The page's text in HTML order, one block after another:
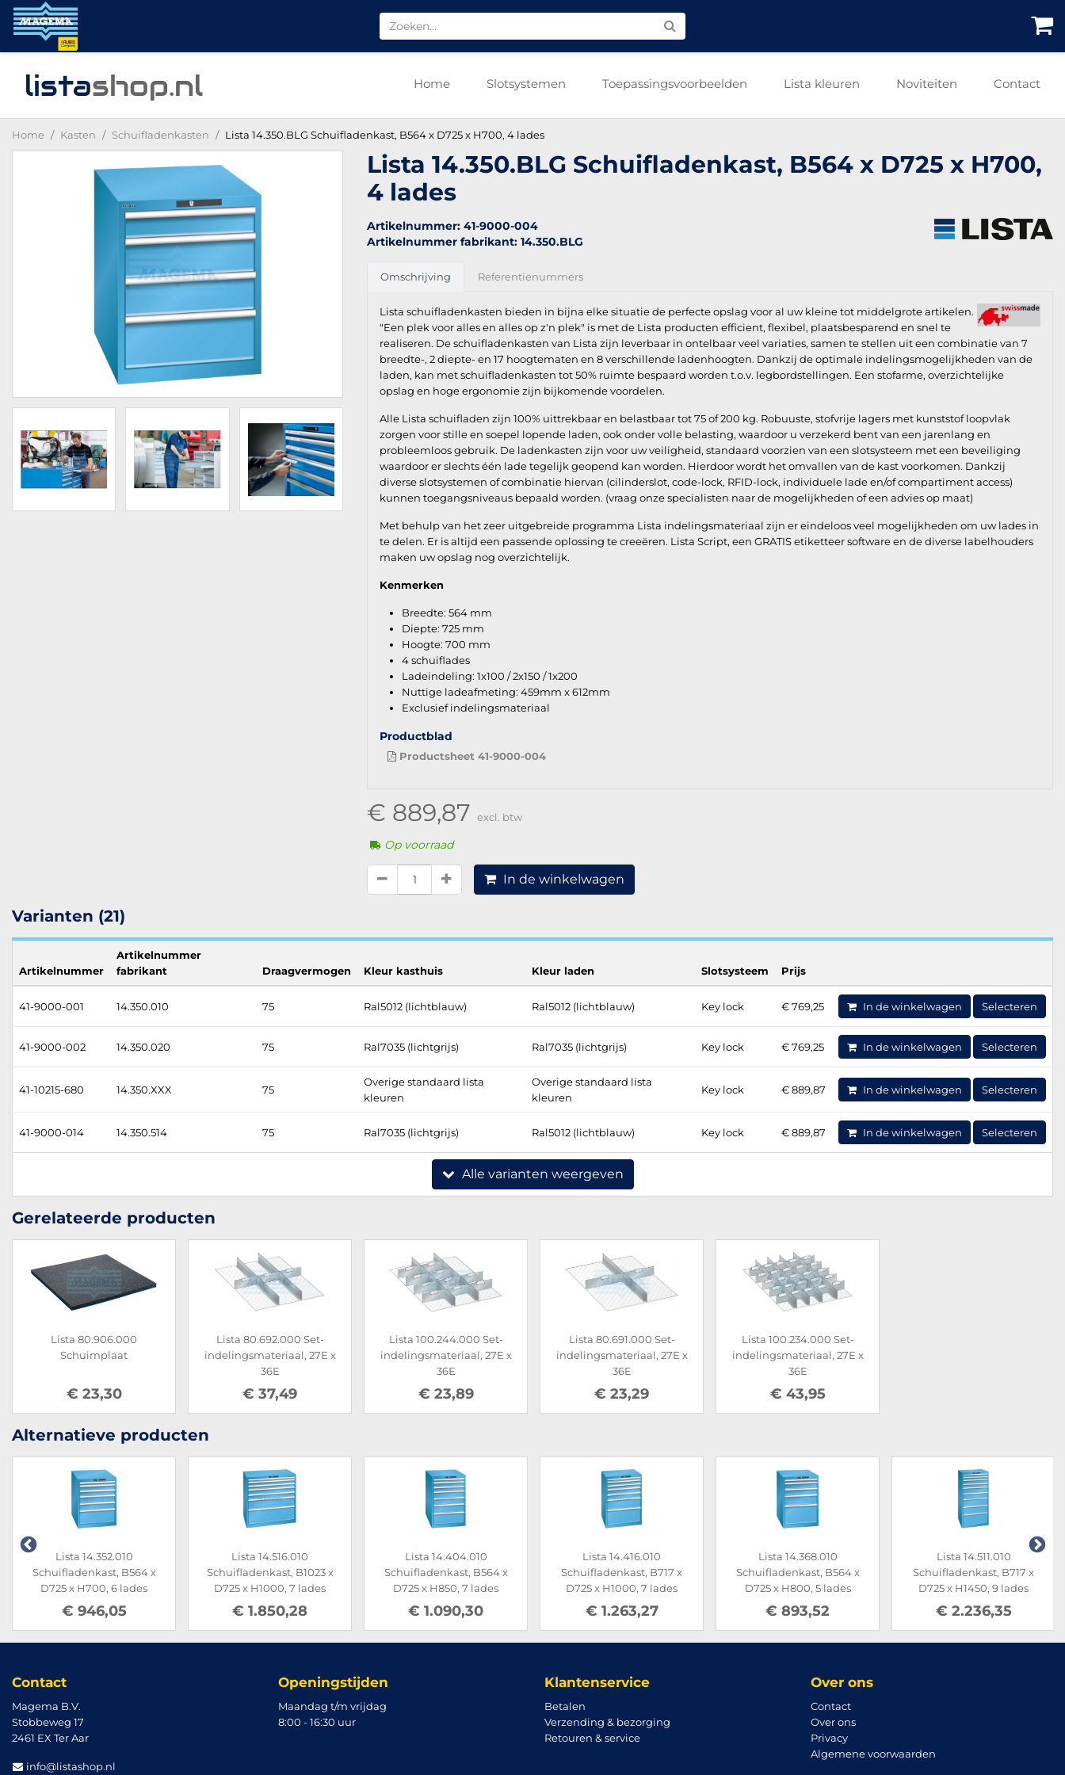
listashop.nl Home Slotsystemen Toepassingsvoorbeelden Lista kleuren Noviteiten Contact
Home Kasten Schuifladenkasten Lista 14.350.BLG Schuifladenkast, B564 x D725 x H700, 4 lades
Lista 14.350.BLG Schuifladenkast, B564 x D725 x H700,
4 lades
Artikelnummer: 41-9000-004
Artikelnummer fabrikant: 14.350.BLG
Omschrijving Referentienummers
Lista schuifladenkasten bieden in bijna elke situatie de perfecte opslag voor al uw kleine tot middelgrote artikelen.
"Een plek voor alles en alles op z'n plek" is met de Lista producten efficient, flexibel, plaatsbesparend en snel te
realiseren. De schuifladenkasten van Lista zijn leverbaar in ontelbaar veel variaties, samen te stellen uit een combinatie van 7
breedte-, 2 diepte- en 17 hoogtematen en 8 verschillende ladenhoogten. Dankzij de optimale indelingsmogelijkheden van de
laden, kan met schuifladenkasten tot 50% ruimte bespaard worden t.o.v. legbordstellingen. Een stofarme, overzichtelijke
opslag en hoge ergonomie zijn bijkomende voordelen.
Alle Lista schuifladen zijn 100% uittrekbaar en belastbaar tot 75 of 200 kg. Robuuste, stofvrije lagers met kunststof loopvlak
zorgen voor stille en soepel lopende laden, ook onder volle belasting, waardoor u verzekerd bent van een jarenlang en
probleemloos gebruik. De ladenkasten zijn voor uw veiligheid, standaard voorzien van een slotsysteem met een beveiliging
waardoor er slechts één lade tegelijk geopend kan worden. Hierdoor wordt het omvallen van de kast voorkomen. Dankzij
diverse slotsystemen of combinatie hiervan (cilinderslot, code-lock, RFID-lock, individuele lade en/of compartiment access)
kunnen toegangsniveaus bepaald worden. (vraag onze specialisten naar de mogelijkheden of een advies op maat)
Met behulp van het zeer uitgebreide programma Lista indelingsmateriaal zijn er eindeloos veel mogelijkheden om uw lades in
te delen. Er is altijd een passende oplossing te creeëren. Lista Script, een GRATIS etiketteer software en de diverse labelhouders
maken uw opslag nog overzichtelijk.
Kenmerken
Breedte: 564 mm
Diepte: 725 mm
Hoogte: 700 mm
4 schuiflades
Ladeindeling: 1x100 / 2x150 / 1x200
Nuttige ladeafmeting: 459mm x 612mm
Exclusief indelingsmateriaal
Productblad
Productsheet 41-9000-004
€ 889,87 excl. btw
Op voorraad
In de winkelwagen
Varianten (21)
Artikelnummer
Artikelnummer
fabrikant
Draagvermogen Kleur kasthuis Kleur laden Slotsysteem Prijs
41-9000-001 14.350.010 75 Ral5012 (lichtblauw) Ral5012 (lichtblauw) Key lock € 769,25 In de winkelwagen Selecteren
41-9000-002 14.350.020 75 Ral7035 (lichtgrijs) Ral7035 (lichtgrijs) Key lock € 769,25 In de winkelwagen Selecteren
41-10215-680 14.350.XXX 75
Overige standaard lista
kleuren
Overige standaard lista
kleuren
Key lock € 889,87 In de winkelwagen Selecteren
41-9000-014 14.350.514 75 Ral7035 (lichtgrijs) Ral5012 (lichtblauw) Key lock € 889,87 In de winkelwagen Selecteren
Alle varianten weergeven
Gerelateerde producten
Lista 80.906.000
Schuimplaat
€ 23,30
Lista 80.692.000 Set-
indelingsmateriaal, 27E x
36E
€ 37,49
Lista 100.244.000 Set-
indelingsmateriaal, 27E x
36E
€ 23,89
Lista 80.691.000 Set-
indelingsmateriaal, 27E x
36E
€ 23,29
Lista 100.234.000 Set-
indelingsmateriaal, 27E x
36E
€ 43,95
Alternatieve producten
Lista 14.352.010
Schuifladenkast, B564 x
D725 x H700, 6 lades
€ 946,05
Lista 14.516.010
Schuifladenkast, B1023 x
D725 x H1000, 7 lades
€ 1.850,28
Lista 14.404.010
Schuifladenkast, B564 x
D725 x H850, 7 lades
€ 1.090,30
Lista 14.416.010
Schuifladenkast, B717 x
D725 x H1000, 7 lades
€ 1.263,27
Lista 14.368.010
Schuifladenkast, B564 x
D725 x H800, 5 lades
€ 893,52
Lista 14.511.010
Schuifladenkast, B717 x
D725 x H1450, 9 lades
€ 2.236,35
Contact
Magema B.V.
Stobbeweg 17
2461 EX Ter Aar
info@listashop.nl
Openingstijden
Maandag t/m vrijdag
8:00 - 16:30 uur
Klantenservice
Betalen
Verzending & bezorging
Retouren & service
Over ons
Contact
Over ons
Privacy
Algemene voorwaarden